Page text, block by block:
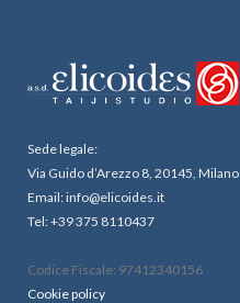
Sede legale:
Via Guido d’Arezzo 8, 20145, Milano
Email: info@elicoides.it
Tel: +39 375 8110437
Codice Fiscale: 97412340156
Cookie policy